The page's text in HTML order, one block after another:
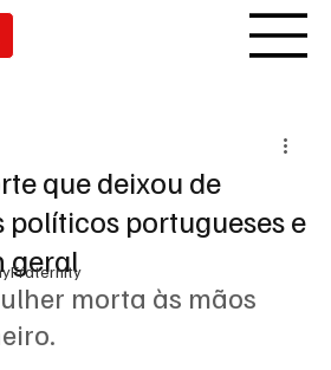
que deixou de
políticos portugueses e
geral
morta às mãos